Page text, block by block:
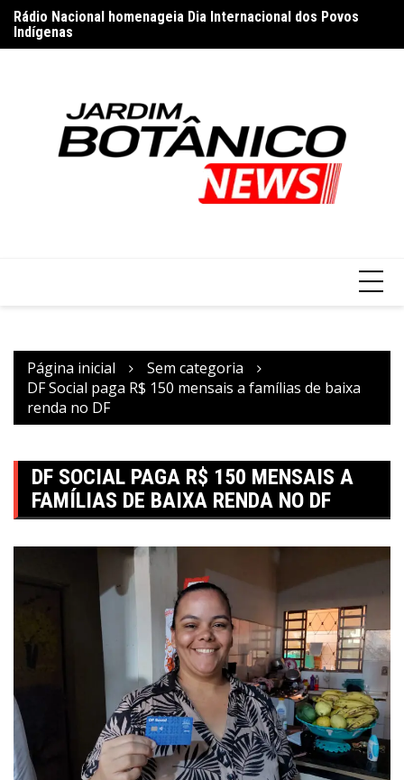
para
o
Rádio Nacional homenageia Dia Internacional dos Povos
Indígenas
Vini Jr. se declara ao Real Madrid após renovação: ‘Oito anos
Página inicial
Sem categoria
DF Social paga R$ 150 mensais a famílias de baixa
renda no DF
DF SOCIAL PAGA R$ 150 MENSAIS A
FAMÍLIAS DE BAIXA RENDA NO DF